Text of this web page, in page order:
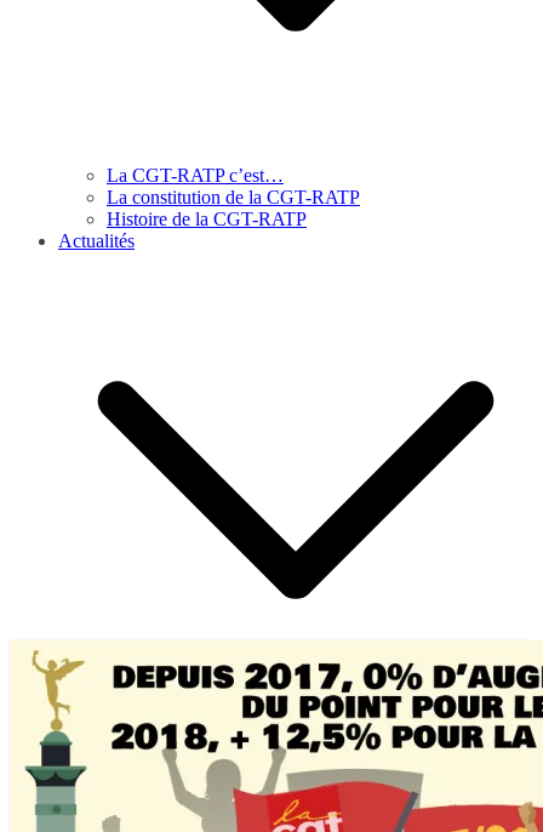
La CGT-RATP c’est…
La constitution de la CGT-RATP
Histoire de la CGT-RATP
Actualités
Pétitions